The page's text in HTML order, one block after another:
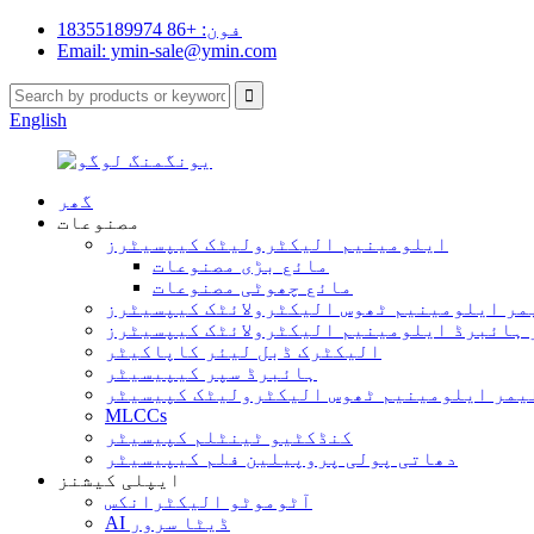
فون: +86 18355189974
Email: ymin-sale@ymin.com
English
گھر
مصنوعات
ایلومینیم الیکٹرولیٹک کیپسیٹرز
مائع بڑی مصنوعات
مائع چھوٹی مصنوعات
ایلومینیم ٹھوس الیکٹرولائٹک کیپسیٹرز
ہائبرڈ ایلومینیم الیکٹرولائٹک کیپسیٹرز
الیکٹرک ڈبل لیئر کاپاکیٹر
ہائبرڈ سپر کیپیسیٹر
ایلومینیم ٹھوس الیکٹرولیٹک کپیسیٹر
MLCCs
کنڈکٹیو ٹینٹلم کپیسیٹر
دھاتی پولی پروپیلین فلم کیپیسیٹر
ایپلی کیشنز
آٹوموٹو الیکٹرانکس
AI ڈیٹا سرور